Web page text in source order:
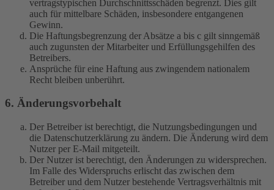
vertragstypischen Durchschnittsschäden begrenzt. Dies gilt
auch für mittelbare Schäden, insbesondere entgangenen
Gewinn.
Die Haftungsbegrenzung der Absätze a bis c gilt sinngemäß
auch zugunsten der Mitarbeiter und Erfüllungsgehilfen des
Betreibers.
Ansprüche für eine Haftung aus zwingendem nationalem
Recht bleiben unberührt.
6. Änderungsvorbehalt
Der Betreiber ist berechtigt, die Nutzungsbedingungen und
die Datenschutzerklärung zu ändern. Die Änderung wird dem
Nutzer per E-Mail mitgeteilt.
Der Nutzer ist berechtigt, den Änderungen zu widersprechen.
Im Falle des Widerspruchs erlischt das zwischen dem
Betreiber und dem Nutzer bestehende Vertragsverhältnis mit